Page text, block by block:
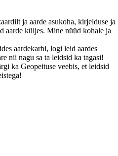
ja aarde asukoha, kirjelduse ja
aarde küljes. Mine nüüd kohale ja
aardekarbi, logi leid aardes
nii nagu sa ta leidsid ka tagasi!
ka Geopeituse veebis, et leidsid